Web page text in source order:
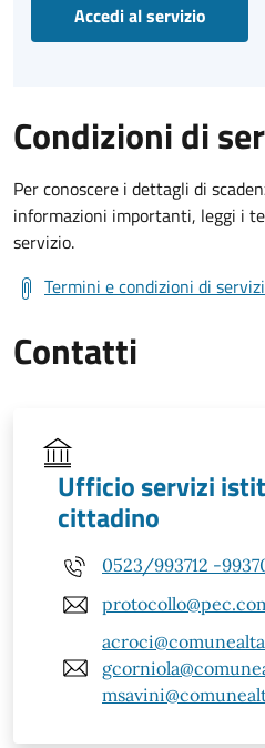
Accedi al servizio
Condizioni di
Per conoscere i dettagli di
informazioni importanti, leggi i
servizio.
Termini e condizioni di
Contatti
Ufficio servizi
cittadino
0523/993712 -